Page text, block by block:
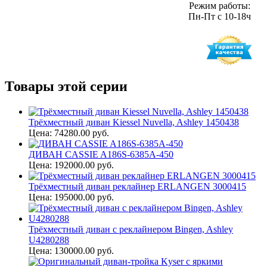
Режим работы:
Пн-Пт с 10-18ч
Товары этой серии
Трёхместный диван Kiessel Nuvella, Ashley 1450438
Цена: 74280.00 руб.
ДИВАН CASSIE A186S-6385A-450
Цена: 192000.00 руб.
Трёхместный диван реклайнер ERLANGEN 3000415
Цена: 195000.00 руб.
Трёхместный диван с реклайнером Bingen, Ashley
U4280288
Цена: 130000.00 руб.